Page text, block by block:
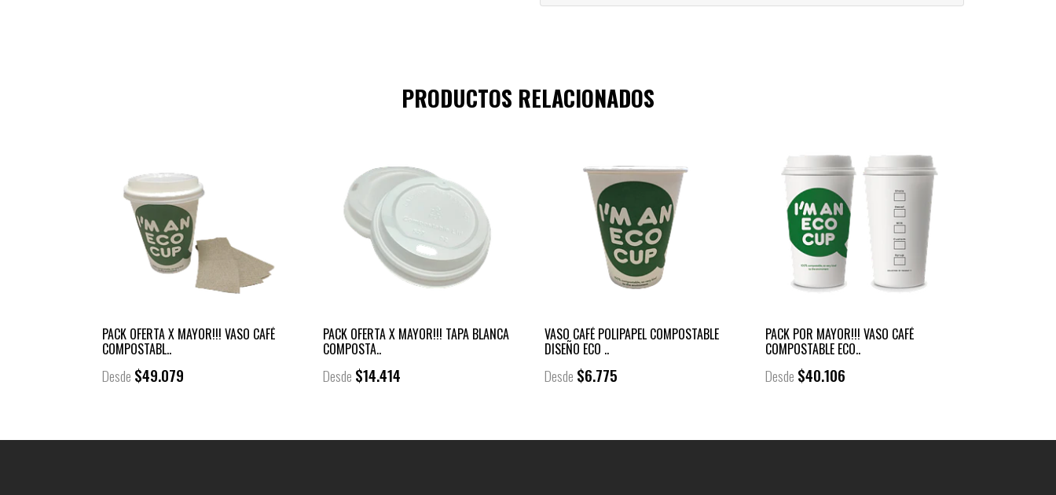
PRODUCTOS RELACIONADOS
PACK OFERTA X MAYOR!!! VASO CAFÉ
COMPOSTABL..
Desde $49.079
PACK OFERTA X MAYOR!!! TAPA BLANCA
COMPOSTA..
Desde $14.414
VASO CAFÉ POLIPAPEL COMPOSTABLE
DISEÑO ECO ..
Desde $6.775
PACK POR MAYOR!!! VASO CAFÉ
COMPOSTABLE ECO..
Desde $40.106